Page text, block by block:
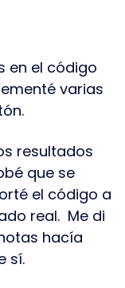
en el código
varias
resultados
que se
el código a
real. Me di
hacía
sí.